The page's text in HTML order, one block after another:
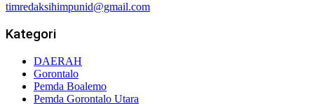
timredaksihimpunid@gmail.com
Kategori
DAERAH
Gorontalo
Pemda Boalemo
Pemda Gorontalo Utara